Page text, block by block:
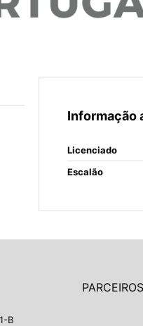
Informação
Licenciado
Escalão
B